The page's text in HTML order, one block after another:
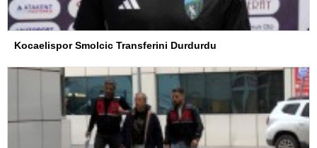
Kocaelispor Smolcic Transferini Durdurdu